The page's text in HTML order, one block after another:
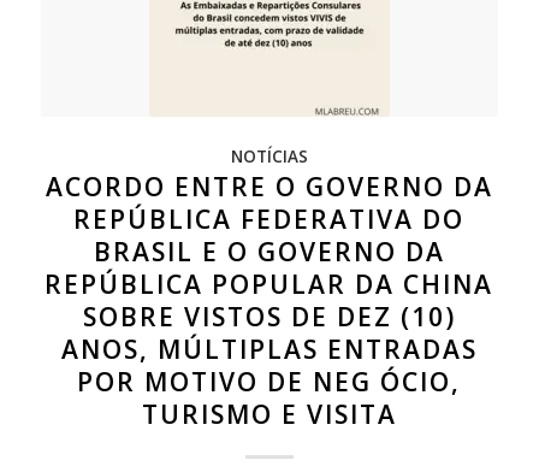
NOTÍCIAS
ACORDO ENTRE O GOVERNO DA
REPÚBLICA FEDERATIVA DO
BRASIL E O GOVERNO DA
REPÚBLICA POPULAR DA CHINA
SOBRE VISTOS DE DEZ (10)
ANOS, MÚLTIPLAS ENTRADAS
POR MOTIVO DE NEG ÓCIO,
TURISMO E VISITA